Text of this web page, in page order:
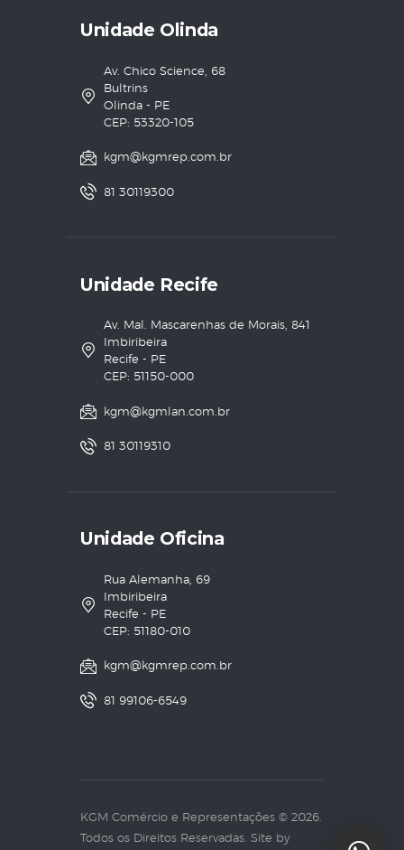
Unidade Olinda
Av. Chico Science, 68
Bultrins
Olinda - PE
CEP: 53320-105
kgm@kgmrep.com.br
81 30119300
Unidade Recife
Av. Mal. Mascarenhas de Morais, 841
Imbiribeira
Recife - PE
CEP: 51150-000
kgm@kgmlan.com.br
81 30119310
Unidade Oficina
Rua Alemanha, 69
Imbiribeira
Recife - PE
CEP: 51180-010
kgm@kgmrep.com.br
81 99106-6549
KGM Comércio e Representações © 2026.
Todos os Direitos Reservadas. Site by